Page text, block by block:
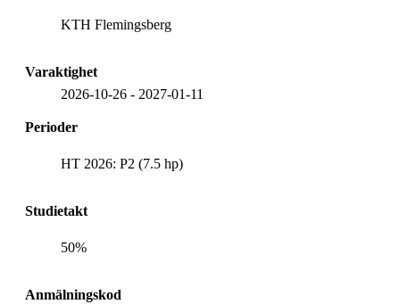
KTH Flemingsberg
Varaktighet
2026-10-26 - 2027-01-11
Perioder
HT 2026: P2 (7.5 hp)
Studietakt
50%
Anmälningskod